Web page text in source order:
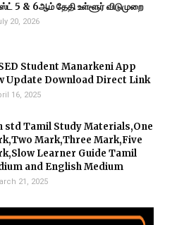
5 & 6ஆம் தேதி உள்ளூர் விடுமுறை
20, 2026
Student Manarkeni App
Update Download Direct Link
16, 2025
std Tamil Study Materials,One
Mark,Three Mark,Five
Learner Guide Tamil
and English Medium
21, 2025